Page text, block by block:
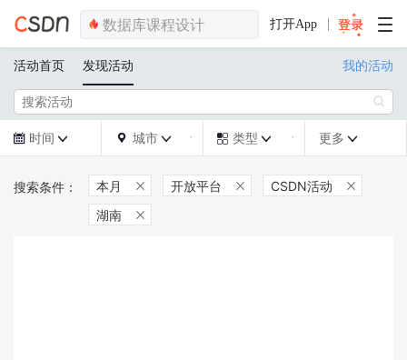
打开App
活动首页 发现活动 我的活动

 时间   城市   类型  更多 
本月  开放平台  CSDN活动 
湖南 